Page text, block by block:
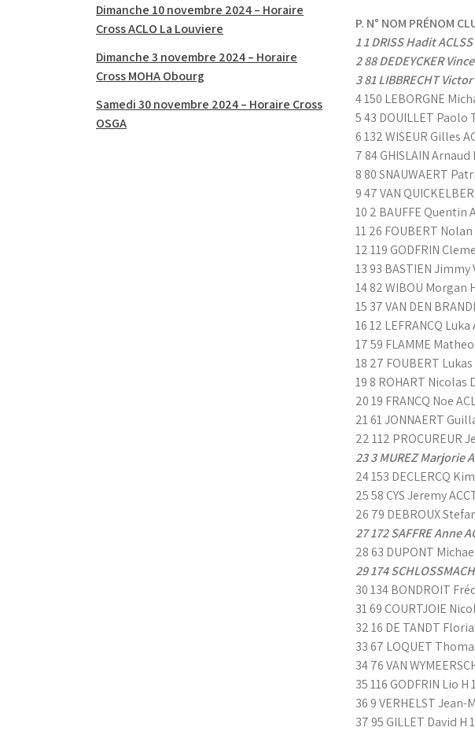
P. N° NOM PRÉNOM
1 1 DRISS Hadit
2 88 DEDEYCKER
3 81 LIBBRECHT
4 150 LEBORGNE
5 43 DOUILLET Paolo
6 132 WISEUR Gilles
7 84 GHISLAIN Arnaud
8 80 SNAUWAERT
9 47 VAN
10 2 BAUFFE Quentin
11 26 FOUBERT
12 119 GODFRIN
13 93 BASTIEN Jimmy
14 82 WIBOU Morgan
15 37 VAN DEN
16 12 LEFRANCQ
17 59 FLAMME
18 27 FOUBERT
19 8 ROHART Nicolas
20 19 FRANCQ Noe
21 61 JONNAERT
22 112 PROCUREUR
23 3 MUREZ Marjorie
24 153 DECLERCQ
25 58 CYS Jeremy
26 79 DEBROUX
27 172 SAFFRE Anne
28 63 DUPONT
29 174
30 134 BONDROIT
31 69 COURTJOIE
32 16 DE TANDT
33 67 LOQUET
34 76 VAN
35 116 GODFRIN Lio H
36 9 VERHELST Jean-
37 95 GILLET David H
Dimanche 10 novembre 2024 – Horaire
Cross ACLO La Louviere
Dimanche 3 novembre 2024 – Horaire
Cross MOHA Obourg
Samedi 30 novembre 2024 – Horaire Cross
OSGA